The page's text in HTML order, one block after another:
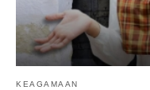
KEAGAMAAN